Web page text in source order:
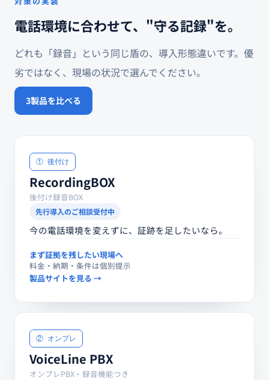
電話環境に合わせて、"守る記録"を。
どれも「録音」という同じ盾の、導入形態違いです。優
劣ではなく、現場の状況で選んでください。
3製品を比べる
① 後付け
RecordingBOX
後付け録音BOX
先行導入のご相談受付中
今の電話環境を変えずに、証跡を足したいなら。
まず証拠を残したい現場へ
料金・納期・条件は個別提示
製品サイトを見る →
② オンプレ
VoiceLine PBX
オンプレPBX・録音機能つき